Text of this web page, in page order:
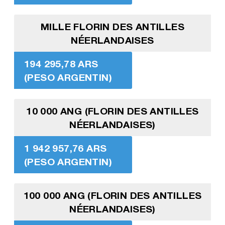
MILLE FLORIN DES ANTILLES
NÉERLANDAISES
194 295,78 ARS
(PESO ARGENTIN)
10 000 ANG (FLORIN DES ANTILLES
NÉERLANDAISES)
1 942 957,76 ARS
(PESO ARGENTIN)
100 000 ANG (FLORIN DES ANTILLES
NÉERLANDAISES)